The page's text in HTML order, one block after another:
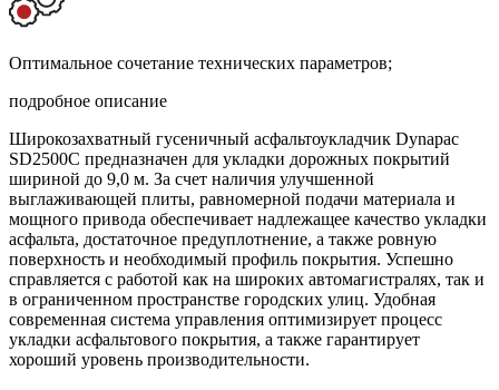
Оптимальное сочетание технических параметров;
подробное описание
Широкозахватный гусеничный асфальтоукладчик Dynapac
SD2500C предназначен для укладки дорожных покрытий
шириной до 9,0 м. За счет наличия улучшенной
выглаживающей плиты, равномерной подачи материала и
мощного привода обеспечивает надлежащее качество укладки
асфальта, достаточное предуплотнение, а также ровную
поверхность и необходимый профиль покрытия. Успешно
справляется с работой как на широких автомагистралях, так и
в ограниченном пространстве городских улиц. Удобная
современная система управления оптимизирует процесс
укладки асфальтового покрытия, а также гарантирует
хороший уровень производительности.